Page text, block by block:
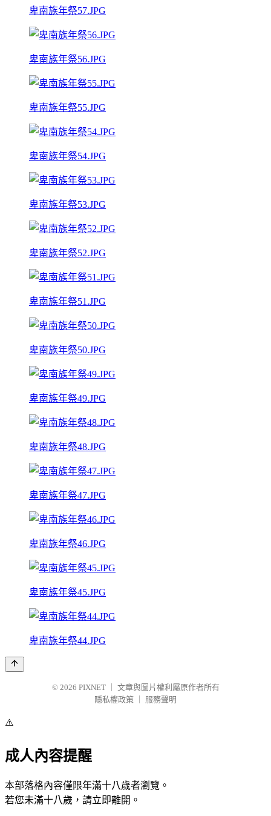
卑南族年祭57.JPG
卑南族年祭56.JPG
卑南族年祭55.JPG
卑南族年祭54.JPG
卑南族年祭53.JPG
卑南族年祭52.JPG
卑南族年祭51.JPG
卑南族年祭50.JPG
卑南族年祭49.JPG
卑南族年祭48.JPG
卑南族年祭47.JPG
卑南族年祭46.JPG
卑南族年祭45.JPG
卑南族年祭44.JPG
© 2026 PIXNET
文章與圖片權利屬原作者所有
隱私權政策
服務聲明
⚠️
成人內容提醒
本部落格內容僅限年滿十八歲者瀏覽。
若您未滿十八歲，請立即離開。